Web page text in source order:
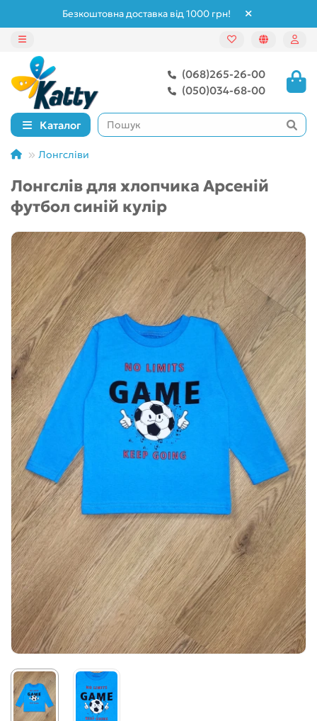
Безкоштовна доставка від 1000 грн!
(068)265-26-00
(050)034-68-00
Каталог
Лонгсліви
Лонгслів для хлопчика Арсеній
футбол синій кулір